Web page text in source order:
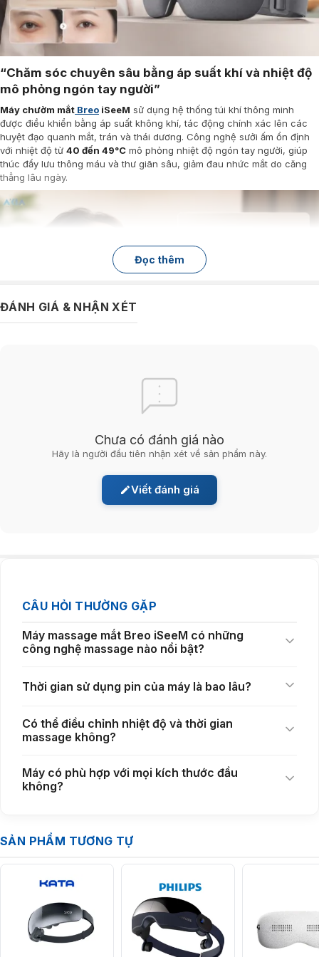
“Chăm sóc chuyên sâu bằng áp suất khí và nhiệt độ
mô phỏng ngón tay người”
Máy chườm mắt Breo iSeeM sử dụng hệ thống túi khí thông minh
được điều khiển bằng áp suất không khí, tác động chính xác lên các
huyệt đạo quanh mắt, trán và thái dương. Công nghệ sưởi ấm ổn định
với nhiệt độ từ 40 đến 49°C mô phỏng nhiệt độ ngón tay người, giúp
thúc đẩy lưu thông máu và thư giãn sâu, giảm đau nhức mắt do căng
thẳng lâu ngày.
“Thiết kế công thái học, da protein mềm mại, phù
hợp mọi kích thước đầu”
Điểm khác biệt của máy massage mắt iSeeM còn nằm ở chất liệu da
“Kiểm soát toàn diện qua ứng dụng Breo, tích hợp
chỉnh nhiệt độ, thời gian mát xa (từ 3 đến 20 phút) và chọn các chế độ
massage phù hợp. Thêm vào đó, chức năng truyền phát nhạc qua ứng
dụng giúp tăng cường trải nghiệm thư giãn, giảm stress tối ưu.
Đọc thêm
ĐÁNH GIÁ & NHẬN XÉT
Chưa có đánh giá nào
Hãy là người đầu tiên nhận xét về sản phẩm này.
Viết đánh giá
CÂU HỎI THƯỜNG GẶP
Máy massage mắt Breo iSeeM có những
công nghệ massage nào nổi bật?
Thời gian sử dụng pin của máy là bao lâu?
Có thể điều chỉnh nhiệt độ và thời gian
massage không?
Máy có phù hợp với mọi kích thước đầu
không?
SẢN PHẨM TƯƠNG TỰ